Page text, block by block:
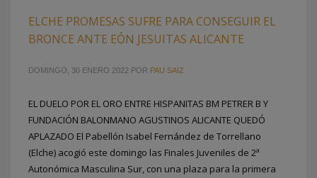
ELCHE PROMESAS SUFRE PARA CONSEGUIR EL
BRONCE ANTE EÓN JESUITAS ALICANTE
DOMINGO, 30 ENERO 2022 POR PAU SAIZ
EL DUELO POR EL ORO ENTRE HISPANITAS BM PETRER B Y
FUNDACIÓN BALONMANO AGUSTINOS ALICANTE QUEDÓ
APLAZADO El Pabellón Isabel Fernández de Torrellano
(Elche) acogió este domingo las Finales Juveniles de 2ª
Autonómica Masculina Sur, con una plaza para la primera